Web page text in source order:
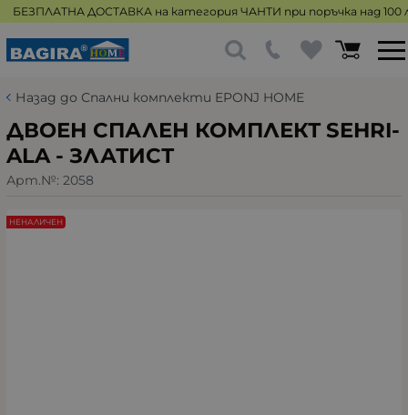
БЕЗПЛАТНА ДОСТАВКА на категория ЧАНТИ при поръчка над 100
Назад до Спални комплекти EPONJ HOME
ДВОЕН СПАЛЕН КОМПЛЕКТ SEHRI-
ALA - ЗЛАТИСТ
Арт.№: 2058
НЕНАЛИЧЕН